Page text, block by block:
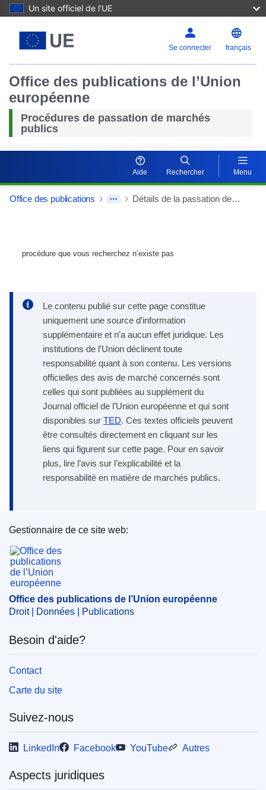
Un site officiel de l’UE
Se connecter français
Office des publications de l’Union
européenne
Procédures de passation de marchés
publics
Aide Rechercher Menu
Office des publications Détails de la passation de marché
procédure que vous recherchez n’existe pas
Le contenu publié sur cette page constitue
uniquement une source d’information
supplémentaire et n’a aucun effet juridique. Les
institutions de l'Union déclinent toute
responsabilité quant à son contenu. Les versions
officielles des avis de marché concernés sont
celles qui sont publiées au supplément du
Journal officiel de l’Union européenne et qui sont
disponibles sur TED. Ces textes officiels peuvent
être consultés directement en cliquant sur les
liens qui figurent sur cette page. Pour en savoir
plus, lire l’avis sur l’explicabilité et la
responsabilité en matière de marchés publics.
Office des publications de l’Union européenne
Gestionnaire de ce site web:
Office des publications de l’Union européenne
Droit | Données | Publications
Besoin d'aide?
Contact
Carte du site
Suivez-nous
LinkedIn Facebook YouTube Autres
Aspects juridiques